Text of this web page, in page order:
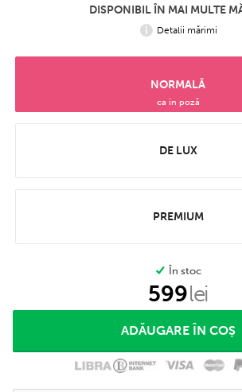
DISPONIBIL ÎN MAI MULTE
Detalii mărimi
NORMALĂ
ca în poză
DE LUX
PREMIUM
În stoc
599lei